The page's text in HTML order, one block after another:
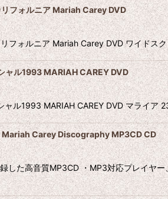
フォルニア Mariah Carey DVD
フォルニア Mariah Carey DVD ワイド
ャル1993 MARIAH CAREY DVD
ャル1993 MARIAH CAREY DVD マライ
Carey Discography MP3CD CD
した高音質MP3CD ・MP3対応プレイヤ